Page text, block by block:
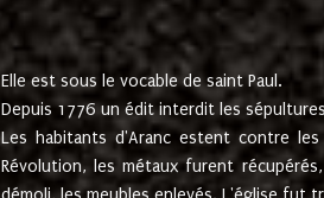
Elle est sous le vocable de saint Paul.
Depuis 1776 un édit interdit les
Les habitants d'Aranc estent contre
Révolution, les métaux furent